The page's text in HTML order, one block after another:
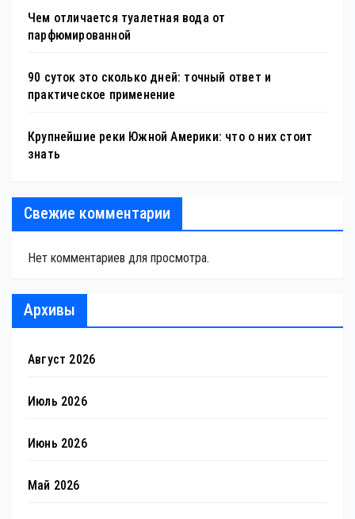
Чем отличается туалетная вода от
парфюмированной
90 суток это сколько дней: точный ответ и
практическое применение
Крупнейшие реки Южной Америки: что о них стоит
знать
Свежие комментарии
Нет комментариев для просмотра.
Архивы
Август 2026
Июль 2026
Июнь 2026
Май 2026